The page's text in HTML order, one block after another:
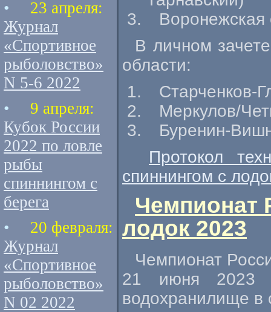
• 23 апреля:
Журнал
«Спортивное
рыболовство»
N 5-6 2022
• 9 апреля:
Кубок России
2022 по ловле
рыбы
спиннингом с
берега
• 20 февраля:
Журнал
«Спортивное
рыболовство»
N 02 2022
Воронежская
В личном
области:
Старченков-
Меркулов/
Буренин-
Протокол
спиннингом с
Чемпионат
лодок 2023
Чемпионат
21 июня 2023
водохранилище в